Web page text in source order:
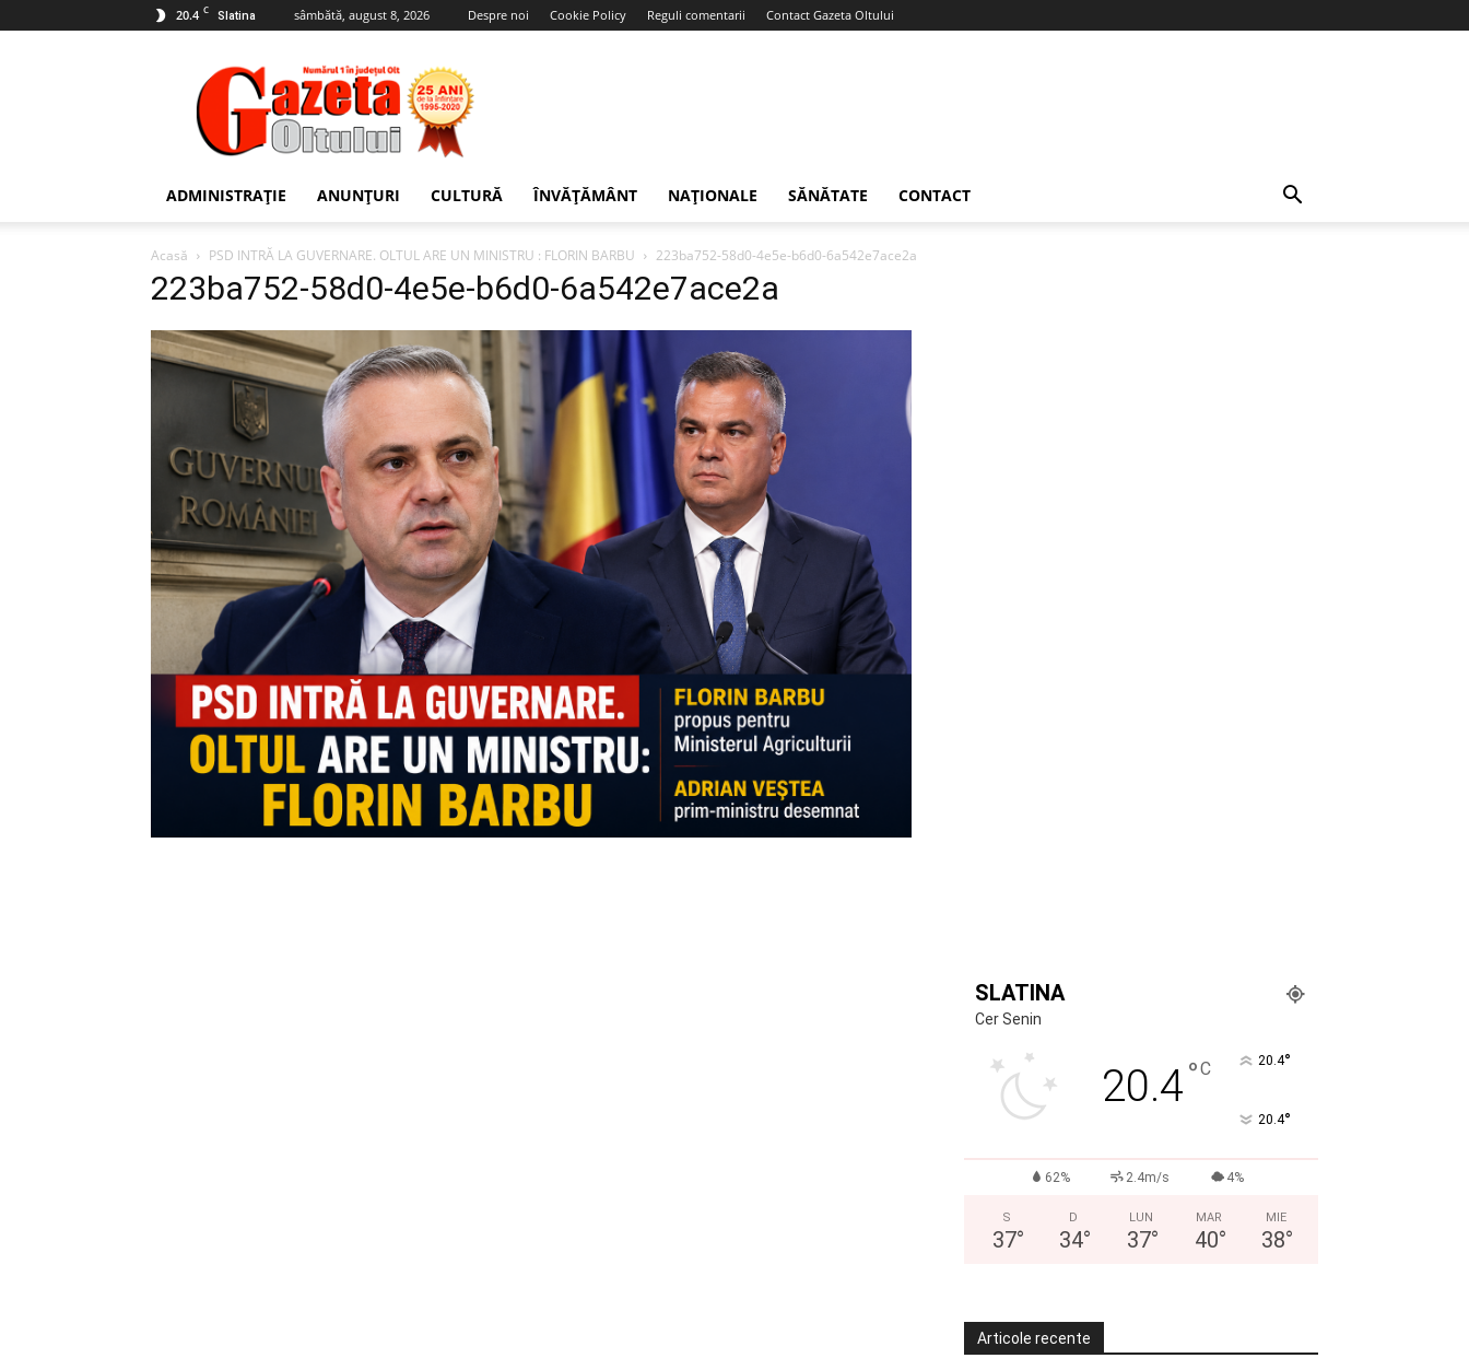
20.4 C Slatina sâmbătă, august 8, 2026 Despre noi Cookie Policy Reguli comentarii Contact Gazeta Oltului
Gazeta
Oltului
ADMINISTRAȚIE ANUNȚURI CULTURĂ ÎNVĂȚĂMÂNT NAȚIONALE SĂNĂTATE CONTACT
Acasă PSD INTRĂ LA GUVERNARE. OLTUL ARE UN MINISTRU : FLORIN BARBU 223ba752-58d0-4e5e-b6d0-6a542e7ace2a
223ba752-58d0-4e5e-b6d0-6a542e7ace2a
SLATINA
Cer Senin
20.4°C 20.4°
20.4°
62% 2.4m/s 4%
S
37°
D
34°
LUN
37°
MAR
40°
MIE
38°
Articole recente